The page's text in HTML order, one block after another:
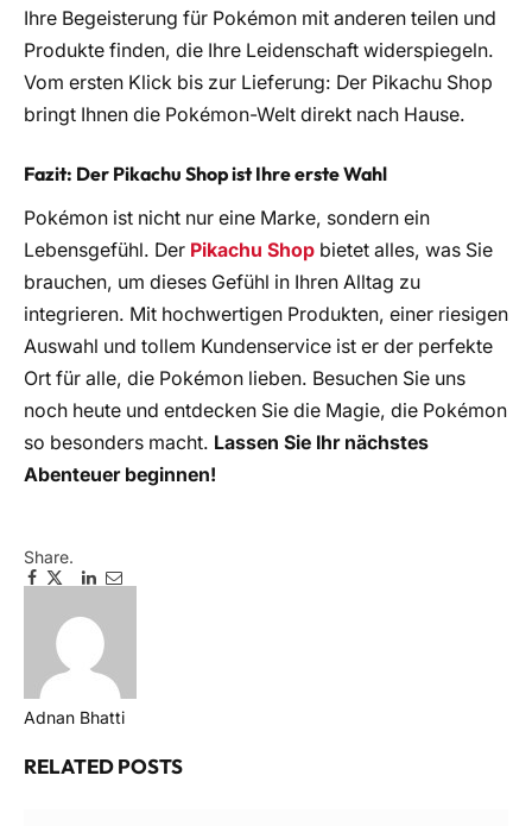
Ihre Begeisterung für Pokémon mit anderen teilen und
Produkte finden, die Ihre Leidenschaft widerspiegeln.
Vom ersten Klick bis zur Lieferung: Der Pikachu Shop
bringt Ihnen die Pokémon-Welt direkt nach Hause.
Fazit: Der Pikachu Shop ist Ihre erste Wahl
Pokémon ist nicht nur eine Marke, sondern ein
Lebensgefühl. Der Pikachu Shop bietet alles, was Sie
brauchen, um dieses Gefühl in Ihren Alltag zu
integrieren. Mit hochwertigen Produkten, einer riesigen
Auswahl und tollem Kundenservice ist er der perfekte
Ort für alle, die Pokémon lieben. Besuchen Sie uns
noch heute und entdecken Sie die Magie, die Pokémon
so besonders macht. Lassen Sie Ihr nächstes
Abenteuer beginnen!
Share.
Facebook
Twitter
Pinterest
LinkedIn
EmailTelegram
Adnan Bhatti
RELATEDPOSTS